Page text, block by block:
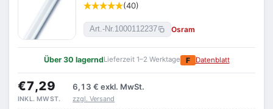
(40)
Art.-Nr.1000112237 Osram
Über 30 lagerndLieferzeit 1–2 Werktage F Datenblatt
€7,29 6,13 € exkl. MwSt.
INKL. MWST. zzgl. Versand